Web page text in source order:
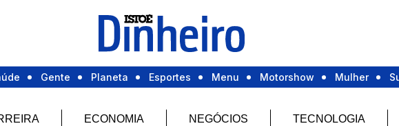
Gente Planeta Esportes Menu Motorshow Mulher
ECONOMIA NEGÓCIOS TECNOLOGIA